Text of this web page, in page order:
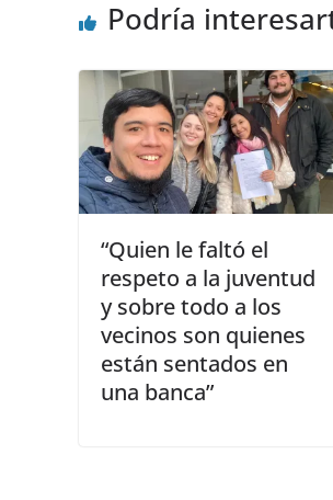
Podría
“Quien le faltó el
respeto a la juventud
y sobre todo a los
vecinos son quienes
están sentados en
una banca”